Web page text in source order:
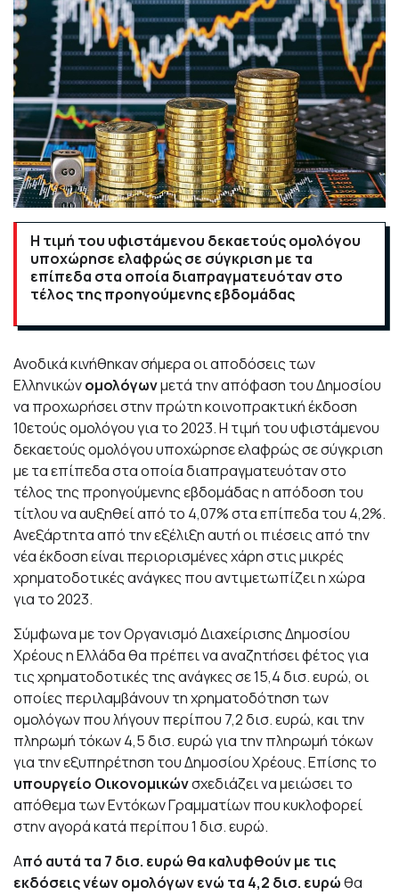
Η τιμή του υφιστάμενου δεκαετούς ομολόγου
υποχώρησε ελαφρώς σε σύγκριση με τα
επίπεδα στα οποία διαπραγματευόταν στο
τέλος της προηγούμενης εβδομάδας
Ανοδικά κινήθηκαν σήμερα οι αποδόσεις των
Ελληνικώνομολόγωνμετά την απόφαση του Δημοσίου
να προχωρήσει στην πρώτη κοινοπρακτική έκδοση
10ετούς ομολόγου για το 2023. Η τιμή του υφιστάμενου
δεκαετούς ομολόγου υποχώρησε ελαφρώς σε σύγκριση
με τα επίπεδα στα οποία διαπραγματευόταν στο
τέλος της προηγούμενης εβδομάδας η απόδοση του
τίτλου να αυξηθεί από το 4,07% στα επίπεδα του 4,2%.
Ανεξάρτητα από την εξέλιξη αυτή οι πιέσεις από την
νέα έκδοση είναι περιορισμένες χάρη στις μικρές
χρηματοδοτικές ανάγκες που αντιμετωπίζει η χώρα
για το 2023.
Σύμφωνα με τον Οργανισμό Διαχείρισης Δημοσίου
Χρέους η Ελλάδα θα πρέπει να αναζητήσει φέτος για
τις χρηματοδοτικές της ανάγκες σε 15,4 δισ. ευρώ, οι
οποίες περιλαμβάνουν τη χρηματοδότηση των
ομολόγων που λήγουν περίπου 7,2 δισ. ευρώ, και την
πληρωμή τόκων 4,5 δισ. ευρώ για την πληρωμή τόκων
για την εξυπηρέτηση του Δημοσίου Χρέους. Επίσης το
υπουργείο Οικονομικώνσχεδιάζει να μειώσει το
απόθεμα των Εντόκων Γραμματίων που κυκλοφορεί
στην αγορά κατά περίπου 1 δισ. ευρώ.
Από αυτά τα 7 δισ. ευρώ θα καλυφθούν με τις
εκδόσεις νέων ομολόγων ενώ τα 4,2 δισ. ευρώθα